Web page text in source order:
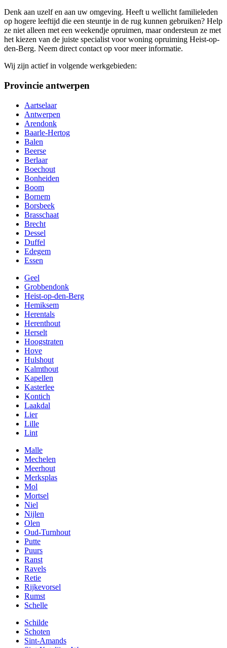
Denk aan uzelf en aan uw omgeving. Heeft u wellicht familieleden
op hogere leeftijd die een steuntje in de rug kunnen gebruiken? Help
ze niet alleen met een weekendje opruimen, maar ondersteun ze met
het kiezen van de juiste specialist voor woning opruiming Heist-op-
den-Berg. Neem direct contact op voor meer informatie.
Wij zijn actief in volgende werkgebieden:
Provincie antwerpen
Aartselaar
Antwerpen
Arendonk
Baarle-Hertog
Balen
Beerse
Berlaar
Boechout
Bonheiden
Boom
Bornem
Borsbeek
Brasschaat
Brecht
Dessel
Duffel
Edegem
Essen
Geel
Grobbendonk
Heist-op-den-Berg
Hemiksem
Herentals
Herenthout
Herselt
Hoogstraten
Hove
Hulshout
Kalmthout
Kapellen
Kasterlee
Kontich
Laakdal
Lier
Lille
Lint
Malle
Mechelen
Meerhout
Merksplas
Mol
Mortsel
Niel
Nijlen
Olen
Oud-Turnhout
Putte
Puurs
Ranst
Ravels
Retie
Rijkevorsel
Rumst
Schelle
Schilde
Schoten
Sint-Amands